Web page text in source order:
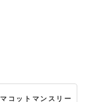
マコットマンスリー